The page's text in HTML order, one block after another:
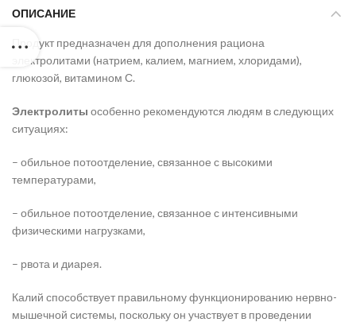
ОПИСАНИЕ
Продукт предназначен для дополнения рациона
электролитами (натрием, калием, магнием, хлоридами),
глюкозой, витамином С.
Электролиты особенно рекомендуются людям в следующих
ситуациях:
– обильное потоотделение, связанное с высокими
температурами,
– обильное потоотделение, связанное с интенсивными
физическими нагрузками,
– рвота и диарея.
Калий способствует правильному функционированию нервно-
мышечной системы, поскольку он участвует в проведении